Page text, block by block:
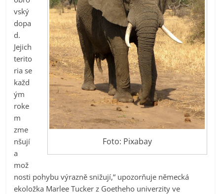
Foto: Pixabay
vský
dopa
d.
Jejich
terito
ria se
každ
ým
roke
m
zme
nšují
a
mož
nosti pohybu výrazně snižují,“ upozorňuje německá
ekoložka Marlee Tucker z Goetheho univerzity ve